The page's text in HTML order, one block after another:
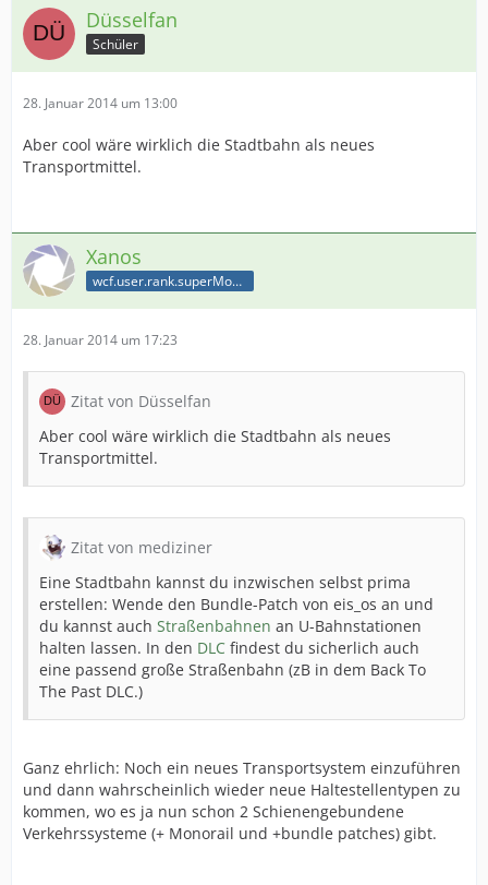
Düsselfan
Schüler
28. Januar 2014 um 13:00
Aber cool wäre wirklich die Stadtbahn als neues
Transportmittel.
Xanos
wcf.user.rank.superModerator
28. Januar 2014 um 17:23
Zitat von Düsselfan
Aber cool wäre wirklich die Stadtbahn als neues
Transportmittel.
Zitat von mediziner
Eine Stadtbahn kannst du inzwischen selbst prima
erstellen: Wende den Bundle-Patch von eis_os an und
du kannst auch Straßenbahnen an U-Bahnstationen
halten lassen. In den DLC findest du sicherlich auch
eine passend große Straßenbahn (zB in dem Back To
The Past DLC.)
Ganz ehrlich: Noch ein neues Transportsystem einzuführen
und dann wahrscheinlich wieder neue Haltestellentypen zu
kommen, wo es ja nun schon 2 Schienengebundene
Verkehrssysteme (+ Monorail und +bundle patches) gibt.